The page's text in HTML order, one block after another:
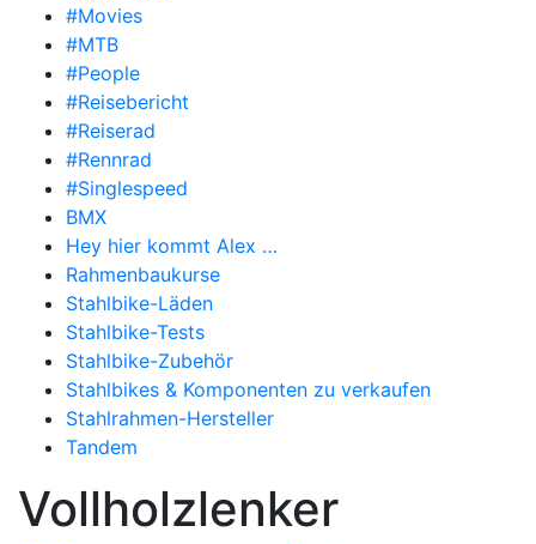
#Movies
#MTB
#People
#Reisebericht
#Reiserad
#Rennrad
#Singlespeed
BMX
Hey hier kommt Alex …
Rahmenbaukurse
Stahlbike-Läden
Stahlbike-Tests
Stahlbike-Zubehör
Stahlbikes & Komponenten zu verkaufen
Stahlrahmen-Hersteller
Tandem
Vollholzlenker